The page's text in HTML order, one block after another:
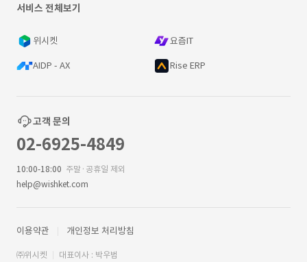
서비스 전체보기
위시켓 요즘IT
AIDP - AX Rise ERP
고객 문의
02-6925-4849
10:00-18:00 주말·공휴일 제외
help@wishket.com
이용약관 개인정보 처리방침
㈜위시켓 대표이사 : 박우범